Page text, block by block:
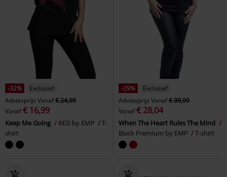
-32%
Exclusief
Adviesprijs Vanaf€ 24,99
Vanaf€ 16,99
Keep Me Going RED by EMP
T-
shirt
-29%
Exclusief
Adviesprijs Vanaf€ 39,99
Vanaf€ 28,04
When The Heart Rules The Mind
Black Premium by EMP
T-shirt